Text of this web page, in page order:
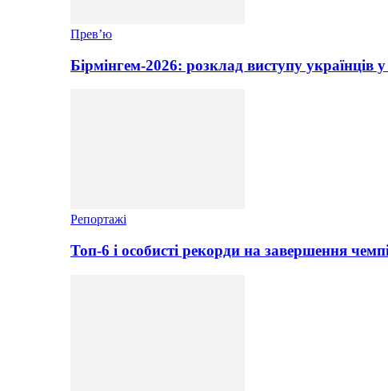
Прев’ю
Бірмінгем-2026: розклад виступу
Репортажі
Топ-6 і особисті рекорди на завершення